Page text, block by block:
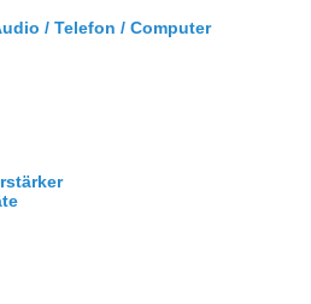
/ Telefon / Computer